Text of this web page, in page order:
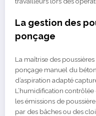
La gestion des
ponçage
La maîtrise des
ponçage manuel du
d’aspiration adapté
L’humidification
les émissions de
par des bâches ou des